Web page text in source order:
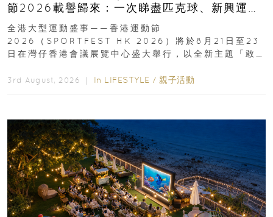
節2026載譽歸來：一次睇盡匹克球、新興運
動、街舞比賽＋逾百運動品牌展覽
全港大型運動盛事——香港運動節
2026（SPORTFEST HK 2026）將於8月21日至23
日在灣仔香港會議展覽中心盛大舉行，以全新主題「敢
3rd August, 2026 ｜ In LIFESTYLE / 親子活動